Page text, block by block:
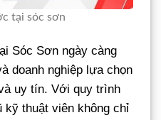
tại sóc sơn
Sóc Sơn ngày càng
doanh nghiệp lựa chọn
uy tín. Với quy trình
kỹ thuật viên không chỉ